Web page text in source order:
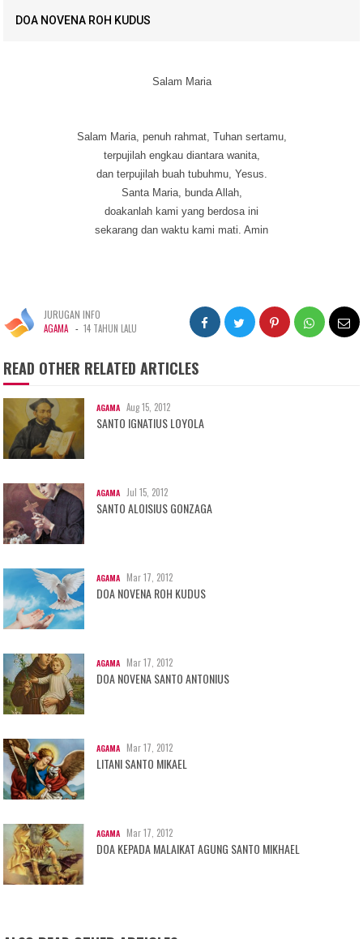
DOA NOVENA ROH KUDUS
Salam Maria
Salam Maria, penuh rahmat, Tuhan sertamu,
terpujilah engkau diantara wanita,
dan terpujilah buah tubuhmu, Yesus.
Santa Maria, bunda Allah,
doakanlah kami yang berdosa ini
sekarang dan waktu kami mati. Amin
JURUGAN INFO
AGAMA - 14 TAHUN LALU
READ OTHER RELATED ARTICLES
AGAMA Aug 15, 2012
SANTO IGNATIUS LOYOLA
AGAMA Jul 15, 2012
SANTO ALOISIUS GONZAGA
AGAMA Mar 17, 2012
DOA NOVENA ROH KUDUS
AGAMA Mar 17, 2012
DOA NOVENA SANTO ANTONIUS
AGAMA Mar 17, 2012
LITANI SANTO MIKAEL
AGAMA Mar 17, 2012
DOA KEPADA MALAIKAT AGUNG SANTO MIKHAEL